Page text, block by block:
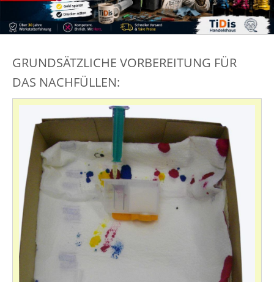
GRUNDSÄTZLICHE VORBEREITUNG FÜR
DAS NACHFÜLLEN: